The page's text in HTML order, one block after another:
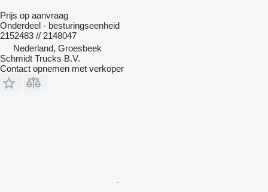
Prijs op aanvraag
Onderdeel - besturingseenheid
2152483 // 2148047
Nederland, Groesbeek
Schmidt Trucks B.V.
Contact opnemen met verkoper